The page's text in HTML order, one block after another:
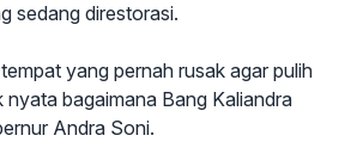
sedang direstorasi.
yang pernah rusak agar pulih
nyata bagaimana Bang Kaliandra
Andra Soni.